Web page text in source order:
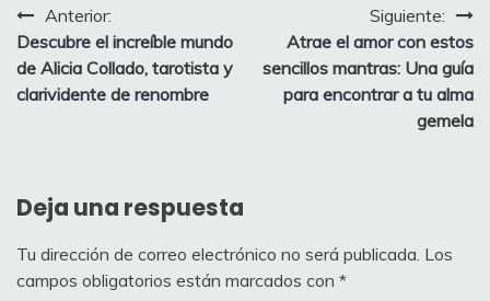
Navegación
de
entradas
Anterior:
Descubre el increíble mundo
de Alicia Collado, tarotista y
clarividente de renombre
Siguiente:
Atrae el amor con estos
sencillos mantras: Una guía
para encontrar a tu alma
gemela
Deja una respuesta
Tu dirección de correo electrónico no será publicada. Los
campos obligatorios están marcados con *